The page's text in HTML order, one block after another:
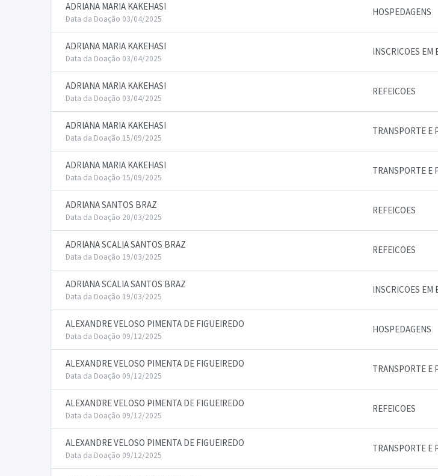
ADRIANA MARIA KAKEHASI
Data da Doação 03/04/2025
HOSPEDAGENS
ADRIANA MARIA KAKEHASI
Data da Doação 03/04/2025
INSCRICOES EM
ADRIANA MARIA KAKEHASI
Data da Doação 03/04/2025
REFEICOES
ADRIANA MARIA KAKEHASI
Data da Doação 15/09/2025
TRANSPORTE E
ADRIANA MARIA KAKEHASI
Data da Doação 15/09/2025
TRANSPORTE E
ADRIANA SANTOS BRAZ
Data da Doação 20/03/2025
REFEICOES
ADRIANA SCALIA SANTOS BRAZ
Data da Doação 19/03/2025
REFEICOES
ADRIANA SCALIA SANTOS BRAZ
Data da Doação 19/03/2025
INSCRICOES EM
ALEXANDRE VELOSO PIMENTA DE FIGUEIREDO
Data da Doação 09/12/2025
HOSPEDAGENS
ALEXANDRE VELOSO PIMENTA DE FIGUEIREDO
Data da Doação 09/12/2025
TRANSPORTE E
ALEXANDRE VELOSO PIMENTA DE FIGUEIREDO
Data da Doação 09/12/2025
REFEICOES
ALEXANDRE VELOSO PIMENTA DE FIGUEIREDO
Data da Doação 09/12/2025
TRANSPORTE E